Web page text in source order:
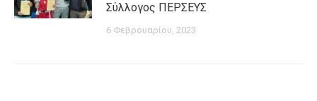
Σύλλογος ΠΕΡΣΕΥΣ
6 Φεβρουαρίου, 2023